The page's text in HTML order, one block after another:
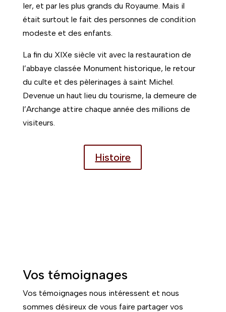
Ier, et par les plus grands du Royaume. Mais il
était surtout le fait des personnes de condition
modeste et des enfants.
La fin du XIXe siècle vit avec la restauration de
l’abbaye classée Monument historique, le retour
du culte et des pèlerinages à saint Michel.
Devenue un haut lieu du tourisme, la demeure de
l’Archange attire chaque année des millions de
visiteurs.
Histoire
Vos témoignages
Vos témoignages nous intéressent et nous
sommes désireux de vous faire partager vos